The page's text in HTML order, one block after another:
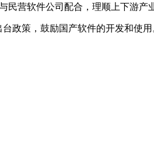
民营软件公司配合，理顺上下游产
政策，鼓励国产软件的开发和使